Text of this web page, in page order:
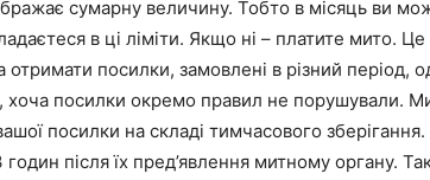
сумарну величину. Тобто в місяць ви
в ці ліміти. Якщо ні – платите мито. Це
посилки, замовлені в різний період,
хоча посилки окремо правил не порушували.
посилки на складі тимчасового
після їх пред’явлення митному органу.